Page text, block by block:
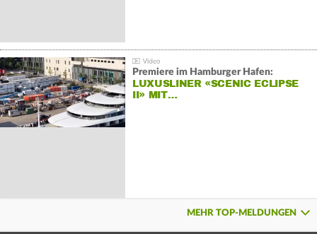
Premiere im Hamburger Hafen:
LUXUSLINER «SCENIC ECLIPSE
II» MIT…
MEHR TOP-MELDUNGEN